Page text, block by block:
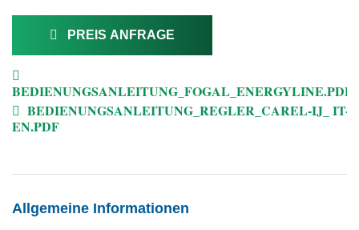
PREIS ANFRAGE
BEDIENUNGSANLEITUNG_FOGAL_ENERGYLINE.PDF
BEDIENUNGSANLEITUNG_REGLER_CAREL-IJ_ IT-
EN.PDF
Allgemeine Informationen